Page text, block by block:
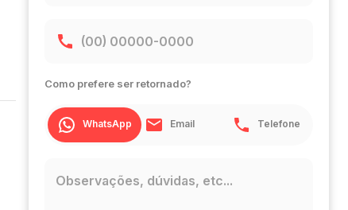
Como prefere ser retornado?
WhatsApp Email Telefone